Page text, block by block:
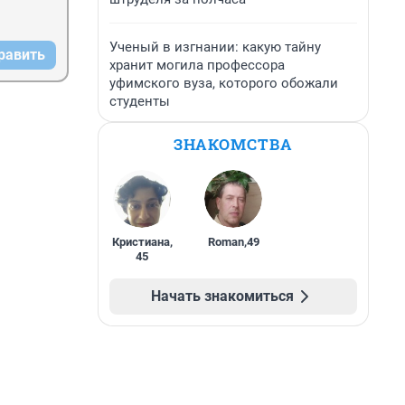
Ученый в изгнании: какую тайну
хранит могила профессора
уфимского вуза, которого обожали
студенты
ЗНАКОМСТВА
Кристиана,
45
Roman,49
Начать знакомиться